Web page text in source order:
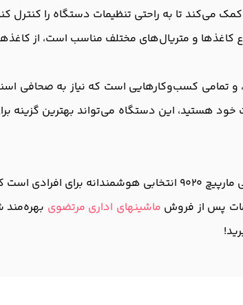
می‌کند تا به راحتی تنظیمات دستگاه را کنترل
کاغذها و متریال‌های مختلف مناسب است، از
ادارات، چاپخانه‌ها، و تمامی کسب‌وکارهایی است که نیاز
هستید، این دستگاه می‌تواند بهترین گزینه
با توجه به ویژگی‌های برجسته و کاربری آسان، دستگاه صحافی
پس از فروش ماشینهای اداری مرتضوی بهره‌مند